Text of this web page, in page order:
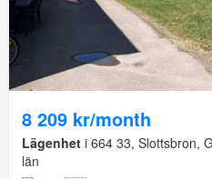
8 209 kr/month
Lägenhet i 664 33, Slottsbron,
län